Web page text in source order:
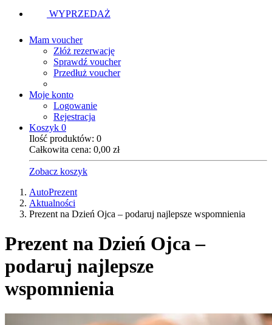
WYPRZEDAŻ
Mam voucher
Złóż rezerwację
Sprawdź voucher
Przedłuż voucher
Moje konto
Logowanie
Rejestracja
Koszyk 0
Ilość produktów: 0
Całkowita cena: 0,00 zł
Zobacz koszyk
AutoPrezent
Aktualności
Prezent na Dzień Ojca – podaruj najlepsze wspomnienia
Prezent na Dzień Ojca –
podaruj najlepsze
wspomnienia